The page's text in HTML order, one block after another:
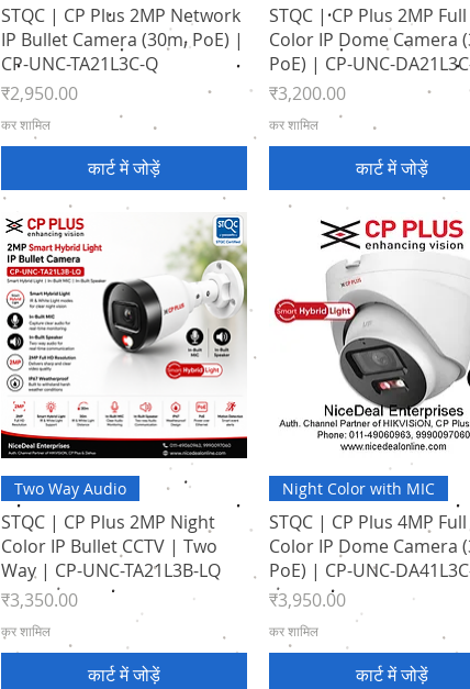
STQC | CP Plus 2MP Network
IP Bullet Camera (30m, PoE) |
CP-UNC-TA21L3C-Q
मूल्य
₹2,950.00
कर शामिल
कार्ट में जोड़ें
STQC | CP Plus 2MP Full
Color IP Dome Camera
PoE) | CP-UNC-
मूल्य
₹3,200.00
कर शामिल
कार्ट में जोड़ें
त्वरित दृश्य
Two Way Audio
STQC | CP Plus 2MP Night
Color IP Bullet CCTV | Two
Way | CP-UNC-TA21L3B-LQ
मूल्य
₹3,350.00
कर शामिल
कार्ट में जोड़ें
त्वरित दृश्य
Night Color with MIC
STQC | CP Plus 4MP Full
Color IP Dome Camera
PoE) | CP-UNC-
मूल्य
₹3,950.00
कर शामिल
कार्ट में जोड़ें